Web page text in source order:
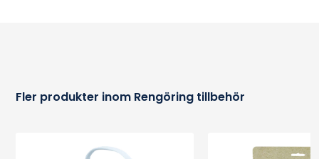
Fler produkter inom Rengöring tillbehör